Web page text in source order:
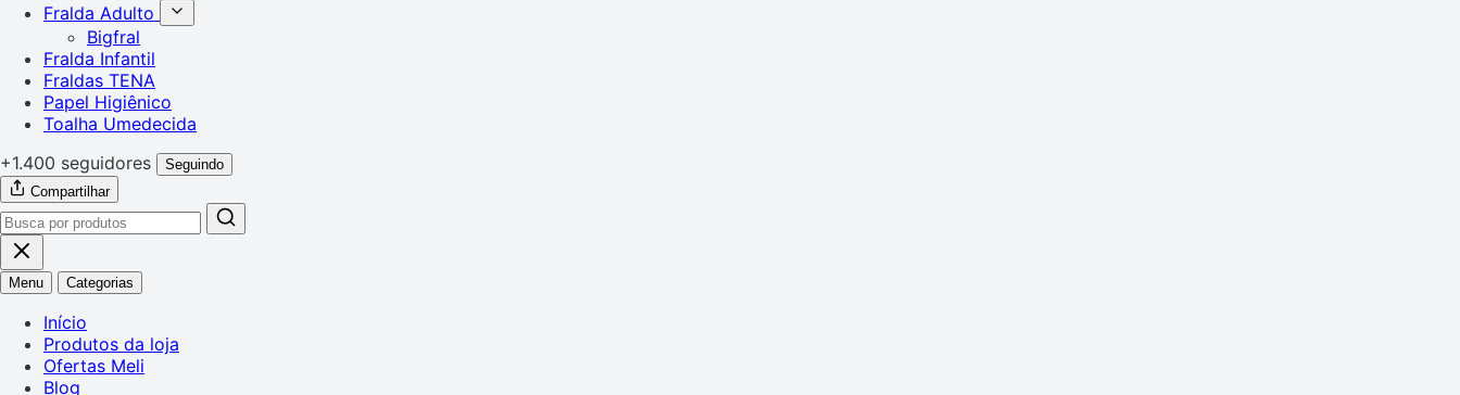
Fralda Adulto
Bigfral
Fralda Infantil
Fraldas TENA
Papel Higiênico
Toalha Umedecida
+1.400 seguidores
Seguindo
Compartilhar
Menu Categorias
Início
Produtos da loja
Ofertas Meli
Blog